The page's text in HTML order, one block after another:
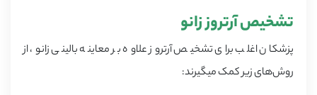
تشخیص آرتروز زانو
پزشکان اغلب برای تشخیص آرتروز علاوه بر معاینه بالینی زانو، از
روش‌های زیر کمک میگیرند: